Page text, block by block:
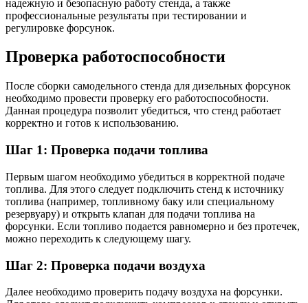
надежную и безопасную работу стенда, а также
профессиональные результаты при тестировании и
регулировке форсунок.
Проверка работоспособности
После сборки самодельного стенда для дизельных форсунок
необходимо провести проверку его работоспособности.
Данная процедура позволит убедиться, что стенд работает
корректно и готов к использованию.
Шаг 1: Проверка подачи топлива
Первым шагом необходимо убедиться в корректной подаче
топлива. Для этого следует подключить стенд к источнику
топлива (например, топливному баку или специальному
резервуару) и открыть клапан для подачи топлива на
форсунки. Если топливо подается равномерно и без протечек,
можно переходить к следующему шагу.
Шаг 2: Проверка подачи воздуха
Далее необходимо проверить подачу воздуха на форсунки.